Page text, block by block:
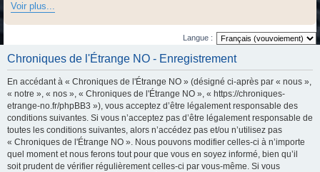
Voir plus...
Langue :
Chroniques de l'Étrange NO - Enregistrement
En accédant à « Chroniques de l'Étrange NO » (désigné ci-après par « nous »,
« notre », « nos », « Chroniques de l'Étrange NO », « https://chroniques-
etrange-no.fr/phpBB3 »), vous acceptez d’être légalement responsable des
conditions suivantes. Si vous n’acceptez pas d’être légalement responsable de
toutes les conditions suivantes, alors n’accédez pas et/ou n’utilisez pas
« Chroniques de l'Étrange NO ». Nous pouvons modifier celles-ci à n’importe
quel moment et nous ferons tout pour que vous en soyez informé, bien qu’il
soit prudent de vérifier régulièrement celles-ci par vous-même. Si vous